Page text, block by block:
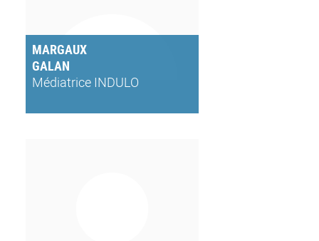
MARGAUX
GALAN
Médiatrice INDULO